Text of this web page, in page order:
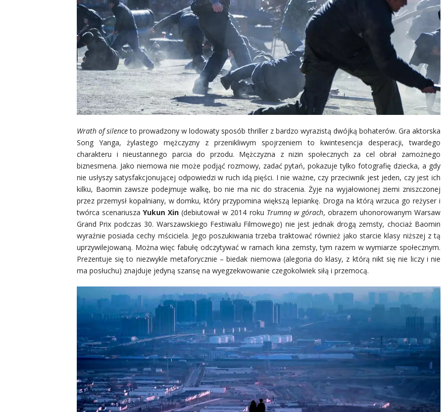
Wrath of silenceto prowadzony w lodowaty sposób thriller z bardzo wyrazistą dwójką bohaterów. Gra aktorska
Song Yanga, żylastego mężczyzny z przenikliwym spojrzeniem to kwintesencja desperacji, twardego
charakteru i nieustannego parcia do przodu. Mężczyzna z nizin społecznych za cel obrał zamożnego
biznesmena. Jako niemowa nie może podjąć rozmowy, zadać pytań, pokazuje tylko fotografię dziecka, a gdy
nie usłyszy satysfakcjonującej odpowiedzi w ruch idą pięści. I nie ważne, czy przeciwnik jest jeden, czy jest ich
kilku, Baomin zawsze podejmuje walkę, bo nie ma nic do stracenia. Żyje na wyjałowionej ziemi zniszczonej
przez przemysł kopalniany, w domku, który przypomina większą lepiankę. Droga na którą wrzuca go reżyser i
twórca scenariuszaYukun Xin (debiutował w 2014 roku Trumną w górach, obrazem uhonorowanym Warsaw
Grand Prix podczas 30. Warszawskiego Festiwalu Filmowego) nie jest jednak drogą zemsty, chociaż Baomin
wyraźnie posiada cechy mściciela. Jego poszukiwania trzeba traktować również jako starcie klasy niższej z tą
uprzywilejowaną. Można więc fabułę odczytywać w ramach kina zemsty, tym razem w wymiarze społecznym.
Prezentuje się to niezwykle metaforycznie – biedak niemowa (alegoria do klasy, z którą nikt się nie liczy i nie
ma posłuchu) znajduje jedyną szansę na wyegzekwowanie czegokolwiek siłą i przemocą.